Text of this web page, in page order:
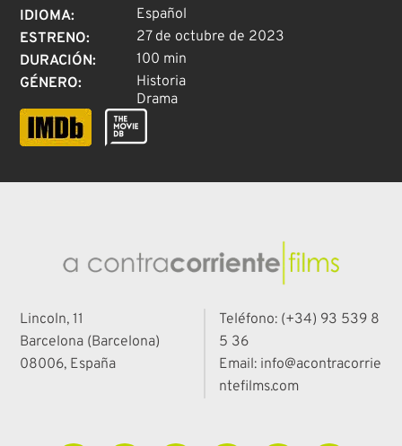
IDIOMA:
Español
ESTRENO:
27 de octubre de 2023
DURACIÓN:
100 min
GÉNERO:
Historia
Drama
Lincoln, 11
Barcelona (Barcelona)
08006, España
Teléfono: (+34) 93 539 8
5 36
Email: info@acontracorrie
ntefilms.com